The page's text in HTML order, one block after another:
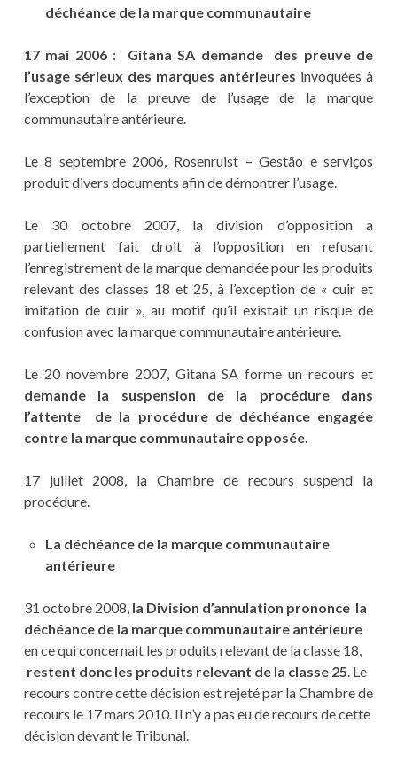
déchéance de la marque communautaire
17 mai 2006: Gitana SA demande des preuve de
l’usage sérieux des marques antérieures invoquées à
l’exception de la preuve de l’usage de la marque
communautaire antérieure.
Le 8 septembre 2006, Rosenruist – Gestão e serviços
produit divers documents afin de démontrer l’usage.
Le 30 octobre 2007, la division d’opposition a
partiellement fait droit à l’opposition en refusant
l’enregistrement de la marque demandée pour les produits
relevant des classes 18 et 25, à l’exception de « cuir et
imitation de cuir », au motif qu’il existait un risque de
confusion avec la marque communautaire antérieure.
Le 20 novembre 2007, Gitana SA forme un recours et
demande la suspension de la procédure dans
l’attente de la procédure de déchéance engagée
contre la marque communautaire opposée.
17 juillet 2008, la Chambre de recours suspend la
procédure.
La déchéance de la marque communautaire
antérieure
31 octobre 2008, la Division d’annulation prononce la
déchéance de la marque communautaire antérieure
en ce qui concernait les produits relevant de la classe 18,
restent donc les produits relevant de la classe 25. Le
recours contre cette décision est rejeté par la Chambre de
recours le 17 mars 2010. Il n’y a pas eu de recours de cette
décision devant le Tribunal.